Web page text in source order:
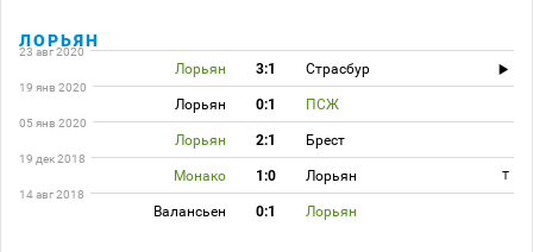
ЛОРЬЯН
23 авг 2020
Лорьян 3:1 Страсбур
19 янв 2020
Лорьян 0:1 ПСЖ
05 янв 2020
Лорьян 2:1 Брест
19 дек 2018
Монако 1:0 Лорьян
T
14 авг 2018
Валансьен 0:1 Лорьян